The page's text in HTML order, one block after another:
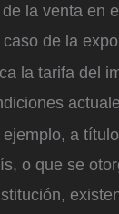
la venta en
de la
la tarifa del
a
o que se